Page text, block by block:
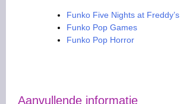
Funko Five Nights at Freddy’s
Funko Pop Games
Funko Pop Horror
Aanvullende informatie